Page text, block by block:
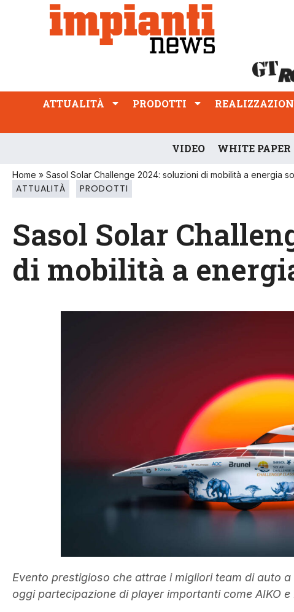
ATTUALITÀ PRODOTTI REALIZZAZIONI
PROFESSIONE
ATTUALITÀ PRODOTTI
VIDEO WHITE PAPER
Home » Sasol Solar Challenge 2024: soluzioni di mobilità a energia
ATTUALITÀ PRODOTTI
Sasol Solar
di mobilità a
Evento prestigioso che attrae i migliori team di auto
oggi partecipazione di player importanti come AIKO e